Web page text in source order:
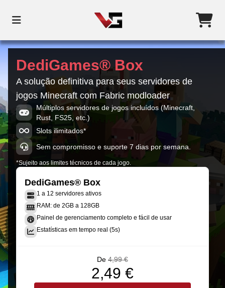
DediGames® Box
A solução definitiva para seus servidores de
jogos Minecraft com Fabric modloader
Múltiplos servidores de jogos incluídos (Minecraft,
Rust, FS25, etc.)
Slots ilimitados*
Sem compromisso e suporte 7 dias por semana.
*Sujeito aos limites técnicos de cada jogo.
DediGames® Box
1 a 12 servidores ativos
RAM: de 2GB a 128GB
Painel de gerenciamento completo e fácil de usar
Estatísticas em tempo real (5s)
De 4,99 €
2,49 €